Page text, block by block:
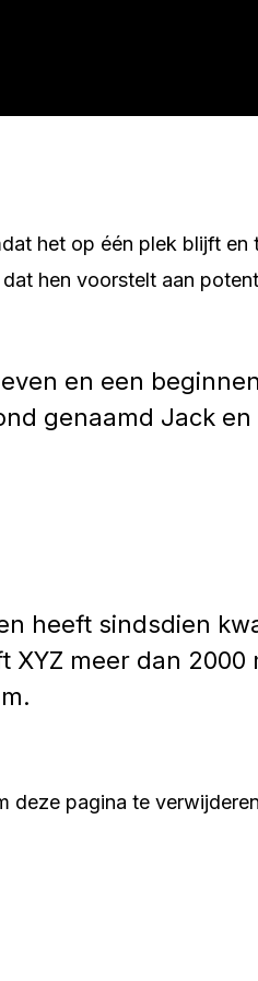
het op één plek blijft
hen voorstelt aan
en een
genaamd Jack
heeft sindsdien
meer dan
deze pagina te